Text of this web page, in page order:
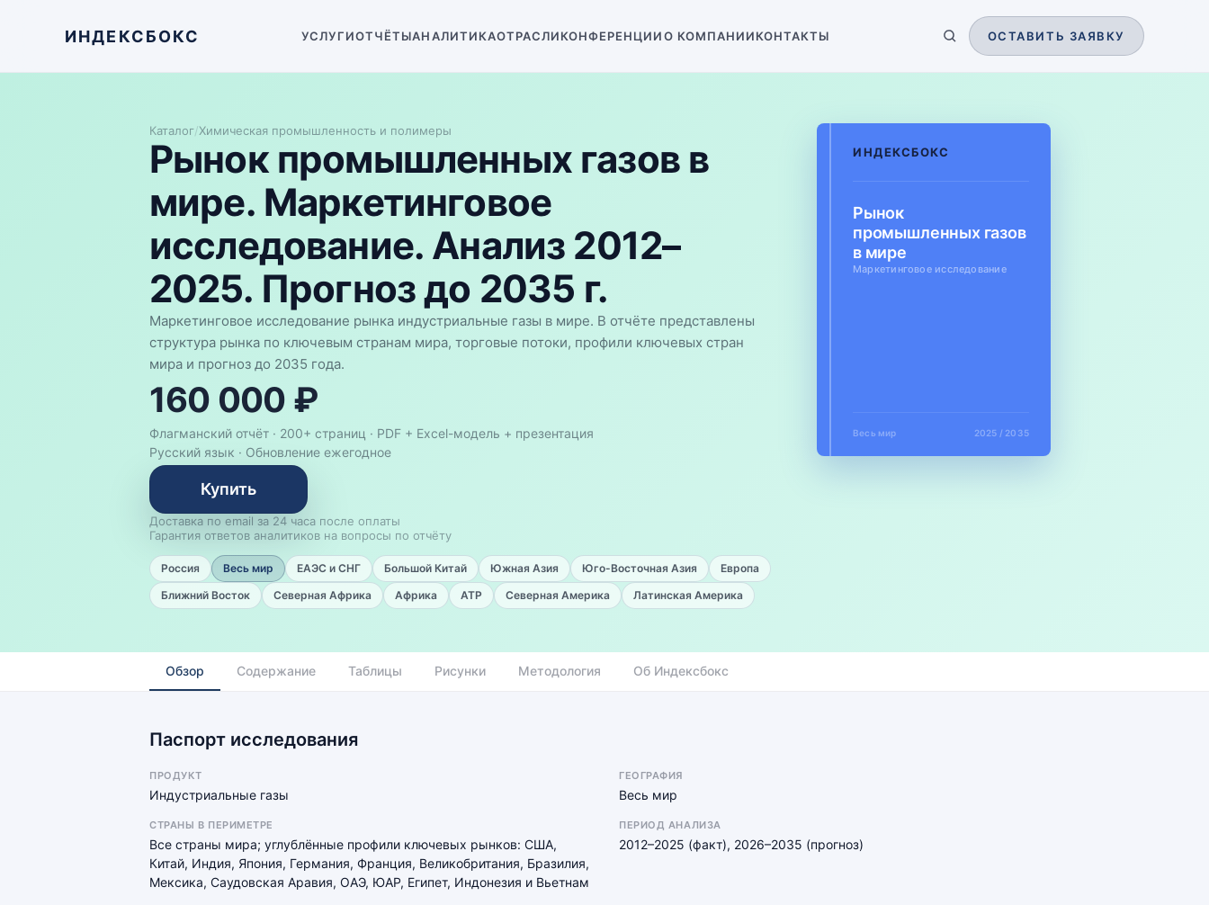
ИНДЕКСБОКС УСЛУГИОТЧЁТЫАНАЛИТИКАОТРАСЛИКОНФЕРЕНЦИИО КОМПАНИИКОНТАКТЫ ОСТАВИТЬ ЗАЯВКУ
Каталог/Химическая промышленность и полимеры
Рынок промышленных газов в
мире. Маркетинговое
исследование. Анализ 2012–
2025. Прогноз до 2035 г.
Маркетинговое исследование рынка индустриальные газы в мире. В отчёте представлены
структура рынка по ключевым странам мира, торговые потоки, профили ключевых стран
мира и прогноз до 2035 года.
160 000 ₽
Флагманский отчёт · 200+ страниц · PDF + Excel-модель + презентация
Русский язык · Обновление ежегодное
Купить
Доставка по email за 24 часа после оплаты
Гарантия ответов аналитиков на вопросы по отчёту
Россия Весь мир ЕАЭС и СНГ Большой Китай Южная Азия Юго-Восточная Азия
Европа
Ближний Восток
Северная Африка Африка АТР Северная Америка Латинская Америка
ИНДЕКСБОКС
Рынок
промышленных газов
в мире
Маркетинговое исследование
Весь мир 2025 / 2035
Обзор Содержание Таблицы Рисунки Методология Об Индексбокс
Паспорт исследования
ПРОДУКТ
Индустриальные газы
ГЕОГРАФИЯ
Весь мир
СТРАНЫ В ПЕРИМЕТРЕ
Все страны мира; углублённые профили ключевых рынков: США,
Китай, Индия, Япония, Германия, Франция, Великобритания, Бразилия,
Мексика, Саудовская Аравия, ОАЭ, ЮАР, Египет, Индонезия и Вьетнам
ПЕРИОД АНАЛИЗА
2012–2025 (факт), 2026–2035 (прогноз)